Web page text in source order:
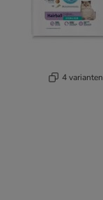
4 varianten